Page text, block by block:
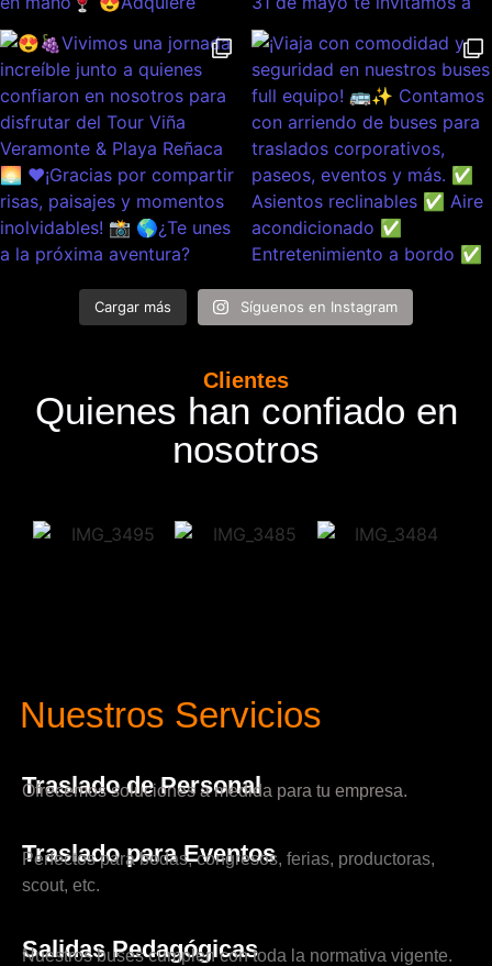
Cargar más Síguenos en Instagram
Clientes
Quienes han confiado en
nosotros
Nuestros Servicios
Traslado de Personal
Ofrecemos soluciones a medida para tu empresa.
Traslado para Eventos
Perfectos para bodas, congresos, ferias, productoras,
scout, etc.
Salidas Pedagógicas
Nuestros buses cumplen con toda la normativa vigente.